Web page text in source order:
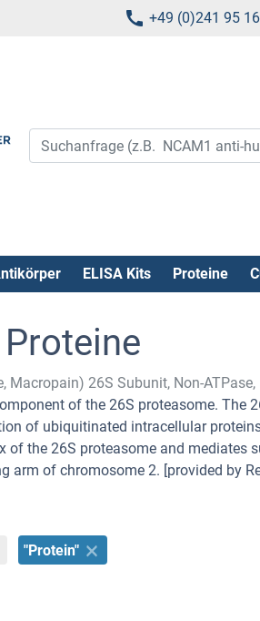
+49 (0)241 95
ELISA Kits Proteine
Macropain) 26S Subunit, Non-
of the 26S proteasome. The
of ubiquitinated intracellular
of the 26S proteasome and mediates
arm of chromosome 2. [provided by
"Protein"